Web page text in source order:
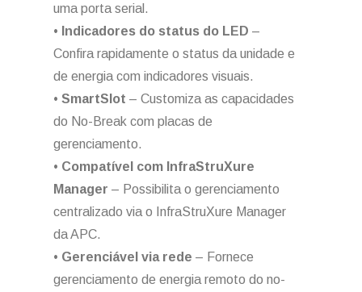
uma porta serial.
• Indicadores do status do LED –
Confira rapidamente o status da unidade e
de energia com indicadores visuais.
• SmartSlot – Customiza as capacidades
do No-Break com placas de
gerenciamento.
• Compatível com InfraStruXure
Manager – Possibilita o gerenciamento
centralizado via o InfraStruXure Manager
da APC.
• Gerenciável via rede – Fornece
gerenciamento de energia remoto do no-